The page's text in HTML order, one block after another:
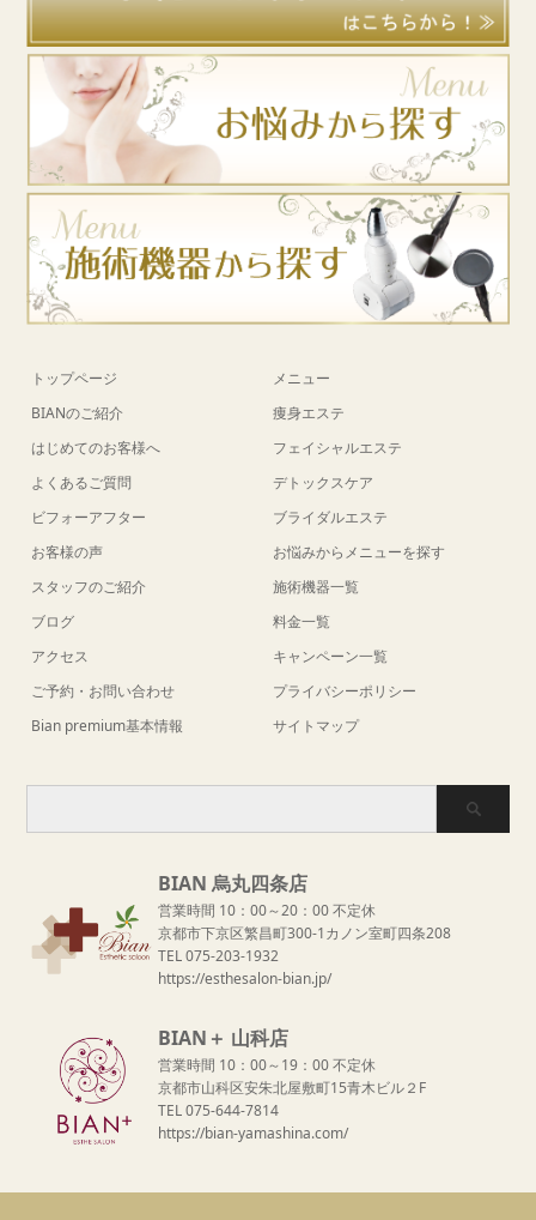
トップページ
BIANのご紹介
はじめてのお客様へ
よくあるご質問
ビフォーアフター
お客様の声
スタッフのご紹介
ブログ
アクセス
ご予約・お問い合わせ
Bian premium基本情報
メニュー
痩身エステ
フェイシャルエステ
デトックスケア
ブライダルエステ
お悩みからメニューを探す
施術機器一覧
料金一覧
キャンペーン一覧
プライバシーポリシー
サイトマップ
BIAN 烏丸四条店
営業時間 10：00～20：00 不定休
京都市下京区繁昌町300-1カノン室町四条208
TEL 075-203-1932
https://esthesalon-bian.jp/
BIAN＋ 山科店
営業時間 10：00～19：00 不定休
京都市山科区安朱北屋敷町15青木ビル２F
TEL 075-644-7814
https://bian-yamashina.com/